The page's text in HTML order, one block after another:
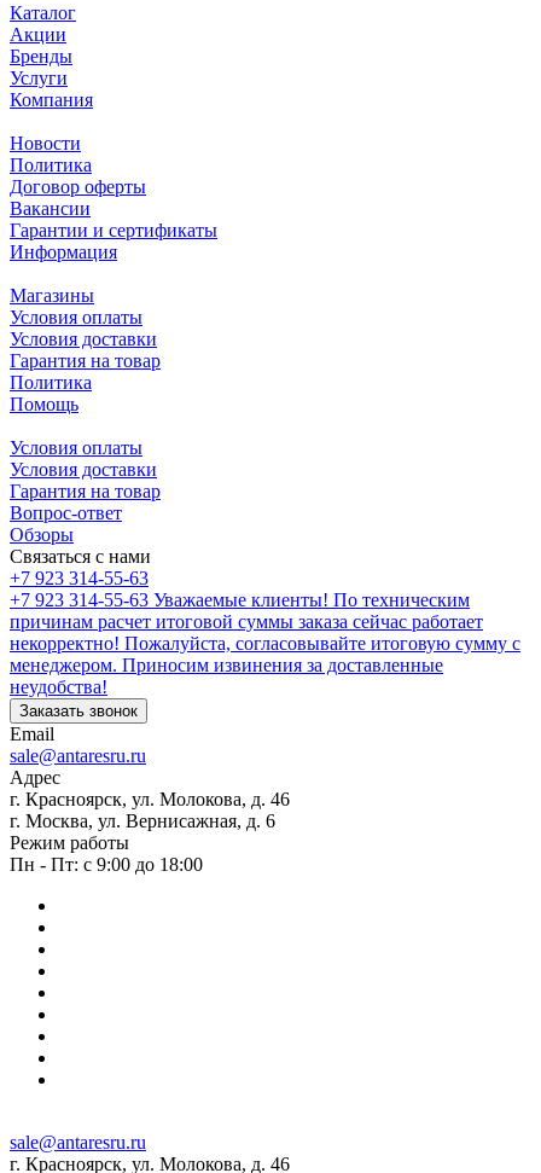
Каталог
Акции
Бренды
Услуги
Компания
Новости
Политика
Договор оферты
Вакансии
Гарантии и сертификаты
Информация
Магазины
Условия оплаты
Условия доставки
Гарантия на товар
Политика
Помощь
Условия оплаты
Условия доставки
Гарантия на товар
Вопрос-ответ
Обзоры
Связаться с нами
+7 923 314-55-63
+7 923 314-55-63 Уважаемые клиенты! По техническим
причинам расчет итоговой суммы заказа сейчас работает
некорректно! Пожалуйста, согласовывайте итоговую сумму с
менеджером. Приносим извинения за доставленные
неудобства!
Заказать звонок
Email
sale@antaresru.ru
Адрес
г. Красноярск, ул. Молокова, д. 46
г. Москва, ул. Вернисажная, д. 6
Режим работы
Пн - Пт: с 9:00 до 18:00
sale@antaresru.ru
г. Красноярск, ул. Молокова, д. 46